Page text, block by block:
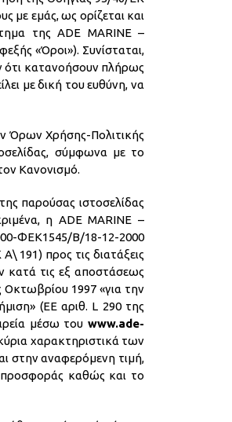
με εμάς, ως ορίζεται και
της ADE MARINE –
«Όροι»). Συνίσταται,
ότι κατανοήσουν πλήρως
με δική του ευθύνη, να
Όρων Χρήσης-Πολιτικής
σύμφωνα με το
Κανονισμό.
παρούσας ιστοσελίδας
η ADE MARINE –
ΦΕΚ1545/Β/18-12-2000
191) προς τις διατάξεις
κατά τις εξ αποστάσεως
Οκτωβρίου 1997 «για την
(ΕΕ αριθ. L 290 της
μέσω του www.ade-
χαρακτηριστικά των
στην αναφερόμενη τιμή,
προσφοράς καθώς και το